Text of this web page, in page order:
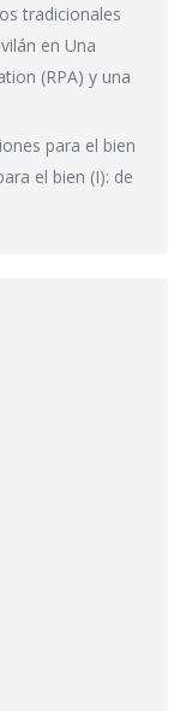
tradicionales
en Una
(RPA) y una
para el bien
el bien (I): de